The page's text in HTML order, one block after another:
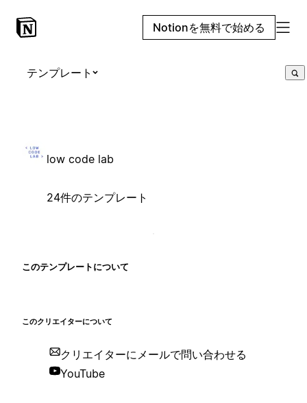
Notionを無料で始める
テンプレート
low code lab
24件のテンプレート
このテンプレートについて
このクリエイターについて
クリエイターにメールで問い合わせる
YouTube